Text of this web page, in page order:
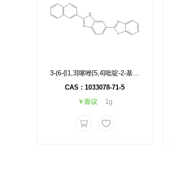
3-(6-{[1,3]噻唑[5,4]吡啶-2-基}-1H-1-3-苯并二唑-2-基)喹啉
CAS : 1033078-71-5
￥面议
1g